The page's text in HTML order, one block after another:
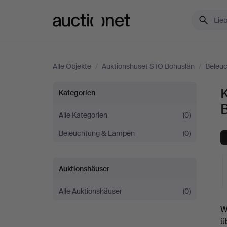
Alle Objekte / Auktionshuset STO Bohuslän /
Kronleuchter
bei
Auktionshuset
STO
Bohuslän
Kategorien
Alle Kategorien
(0)
Beleuchtung & Lampen
(0)
Auktionshäuser
Alle Auktionshäuser (0)